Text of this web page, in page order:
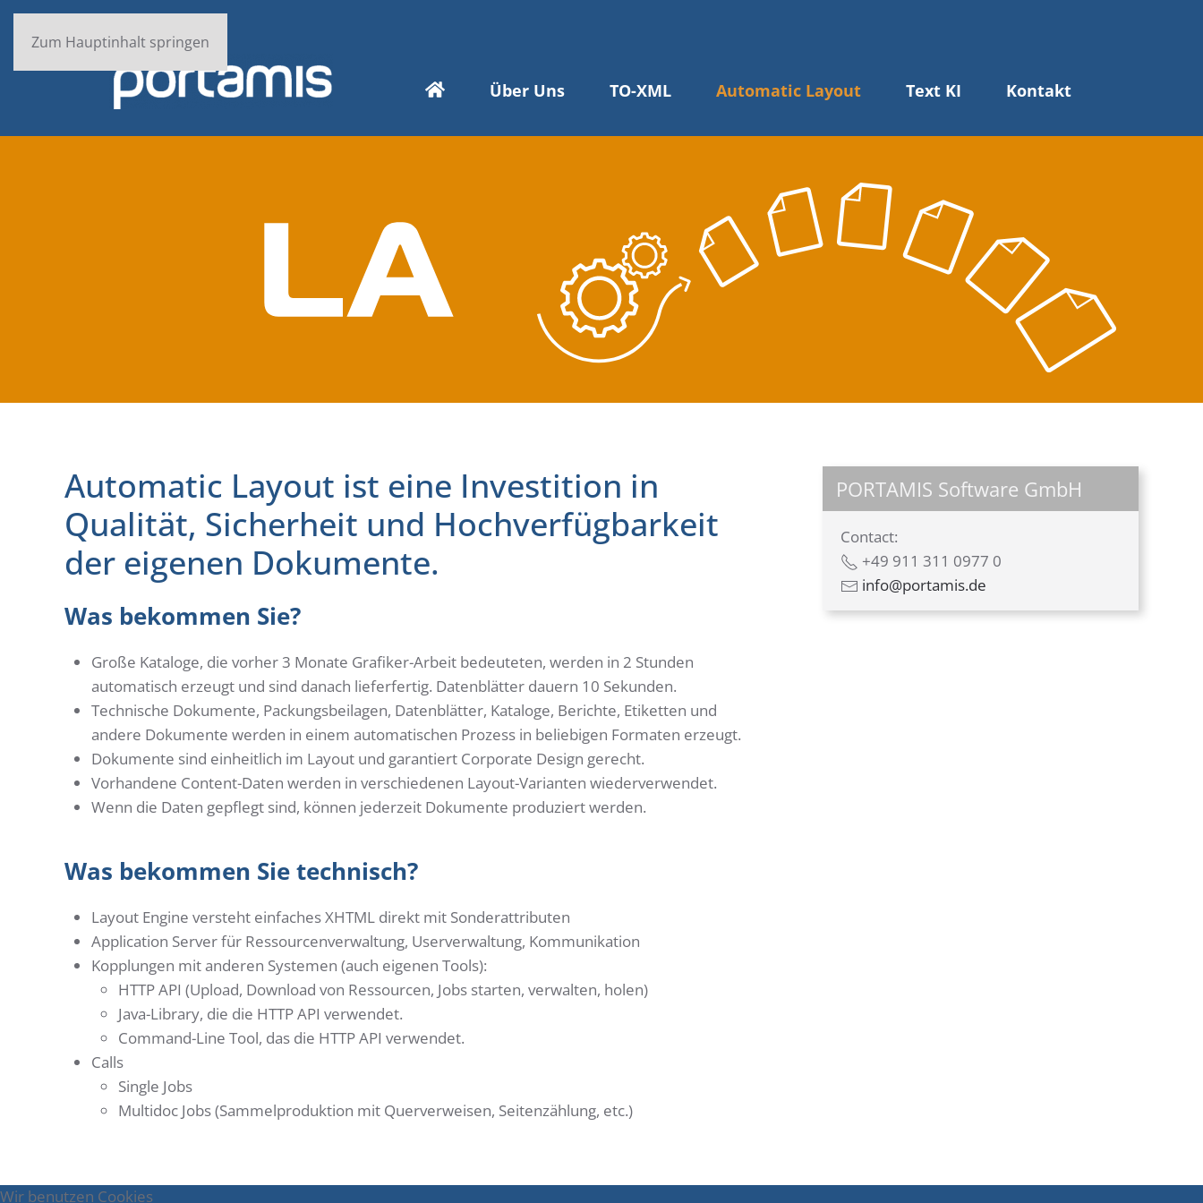
Zum Hauptinhalt springen
Über Uns TO-XML Automatic Layout Text KI Kontakt
Automatic Layout ist eine Investition in
Qualität, Sicherheit und Hochverfügbarkeit
der eigenen Dokumente.
Was bekommen Sie?
Große Kataloge, die vorher 3 Monate Grafiker-Arbeit bedeuteten, werden in 2 Stunden
automatisch erzeugt und sind danach lieferfertig. Datenblätter dauern 10 Sekunden.
Technische Dokumente, Packungsbeilagen, Datenblätter, Kataloge, Berichte, Etiketten und
andere Dokumente werden in einem automatischen Prozess in beliebigen Formaten erzeugt.
Dokumente sind einheitlich im Layout und garantiert Corporate Design gerecht.
Vorhandene Content-Daten werden in verschiedenen Layout-Varianten wiederverwendet.
Wenn die Daten gepflegt sind, können jederzeit Dokumente produziert werden.
Was bekommen Sie technisch?
Layout Engine versteht einfaches XHTML direkt mit Sonderattributen
Application Server für Ressourcenverwaltung, Userverwaltung, Kommunikation
Kopplungen mit anderen Systemen (auch eigenen Tools):
HTTP API (Upload, Download von Ressourcen, Jobs starten, verwalten, holen)
Java-Library, die die HTTP API verwendet.
Command-Line Tool, das die HTTP API verwendet.
Calls
Single Jobs
Multidoc Jobs (Sammelproduktion mit Querverweisen, Seitenzählung, etc.)
PORTAMIS Software GmbH
Contact:
+49 911 311 0977 0
info@portamis.de
Wir benutzen Cookies